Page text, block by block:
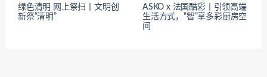
绿色清明 网上祭扫丨文明创
新祭“清明”
ASKO x 法国酷彩丨引领高端
生活方式，“智”享多彩厨房空
间